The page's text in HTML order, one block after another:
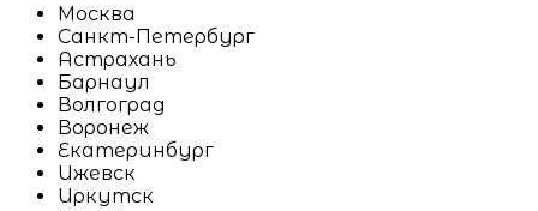
Москва
Санкт-Петербург
Астрахань
Барнаул
Волгоград
Воронеж
Екатеринбург
Ижевск
Иркутск